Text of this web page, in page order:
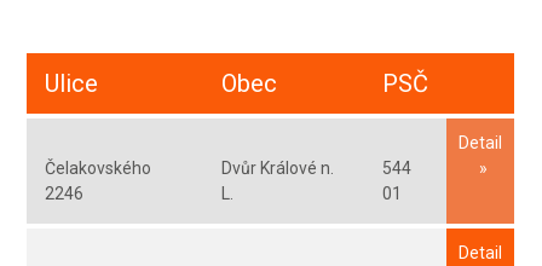
Ulice Obec PSČ
Čelakovského
2246
Dvůr Králové n.
544
01
Detail
Detail